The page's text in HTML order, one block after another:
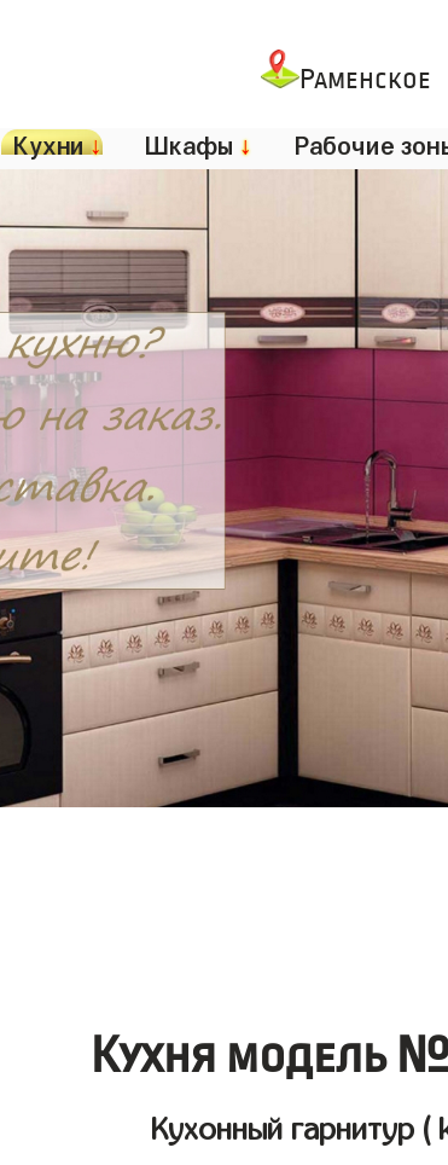
Раменское
Кухни↓ Шкафы ↓ Рабочие
Кухня модель
Кухонный гарнитур (